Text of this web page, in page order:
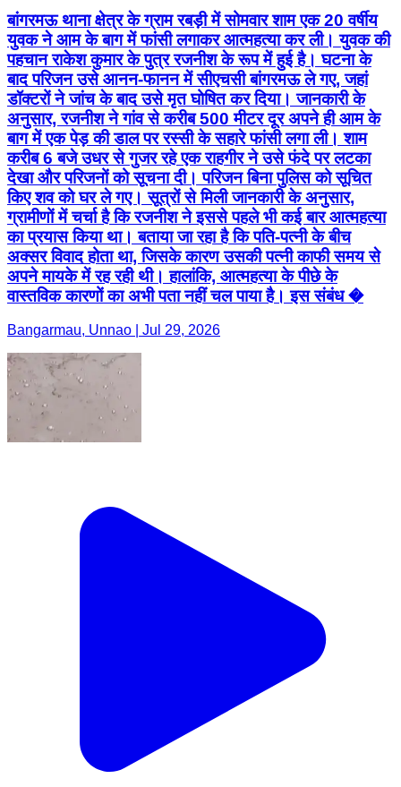
बांगरमऊ थाना क्षेत्र के ग्राम रबड़ी में सोमवार शाम एक 20 वर्षीय
युवक ने आम के बाग में फांसी लगाकर आत्महत्या कर ली। युवक की
पहचान राकेश कुमार के पुत्र रजनीश के रूप में हुई है। घटना के
बाद परिजन उसे आनन-फानन में सीएचसी बांगरमऊ ले गए, जहां
डॉक्टरों ने जांच के बाद उसे मृत घोषित कर दिया। जानकारी के
अनुसार, रजनीश ने गांव से करीब 500 मीटर दूर अपने ही आम के
बाग में एक पेड़ की डाल पर रस्सी के सहारे फांसी लगा ली। शाम
करीब 6 बजे उधर से गुजर रहे एक राहगीर ने उसे फंदे पर लटका
देखा और परिजनों को सूचना दी। परिजन बिना पुलिस को सूचित
किए शव को घर ले गए। सूत्रों से मिली जानकारी के अनुसार,
ग्रामीणों में चर्चा है कि रजनीश ने इससे पहले भी कई बार आत्महत्या
का प्रयास किया था। बताया जा रहा है कि पति-पत्नी के बीच
अक्सर विवाद होता था, जिसके कारण उसकी पत्नी काफी समय से
अपने मायके में रह रही थी। हालांकि, आत्महत्या के पीछे के
वास्तविक कारणों का अभी पता नहीं चल पाया है। इस संबंध �
Bangarmau, Unnao | Jul 29, 2026